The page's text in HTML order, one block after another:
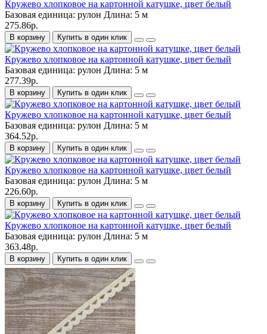
Кружево хлопковое на картонной катушке, цвет белый
Базовая единица: рулон Длина: 5 м
275.86р.
В корзину Купить в один клик
Кружево хлопковое на картонной катушке, цвет белый
Базовая единица: рулон Длина: 5 м
277.39р.
В корзину Купить в один клик
Кружево хлопковое на картонной катушке, цвет белый
Базовая единица: рулон Длина: 5 м
364.52р.
В корзину Купить в один клик
Кружево хлопковое на картонной катушке, цвет белый
Базовая единица: рулон Длина: 5 м
226.60р.
В корзину Купить в один клик
Кружево хлопковое на картонной катушке, цвет белый
Базовая единица: рулон Длина: 5 м
363.48р.
В корзину Купить в один клик